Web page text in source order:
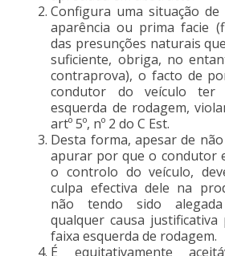
Configura uma situação
aparência ou prima facie
das presunções naturais
suficiente, obriga, no
contraprova), o facto de
condutor do veículo ter
esquerda de rodagem,
artº 5º, nº 2 do C Est.
Desta forma, apesar de
apurar por que o condutor
o controlo do veículo,
culpa efectiva dele na
não tendo sido
qualquer causa
faixa esquerda de rodagem.
É equitativamente